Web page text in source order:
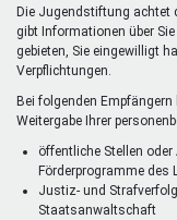
Die Jugendstiftung achtet
gibt Informationen über
gebieten, Sie eingewilligt
Verpflichtungen.
Bei folgenden
Weitergabe Ihrer
öffentliche Stellen oder
Förderprogramme des
Justiz- und
Staatsanwaltschaft